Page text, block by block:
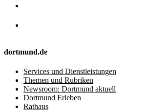
dortmund.de
Services und Dienstleistungen
Themen und Rubriken
Newsroom: Dortmund aktuell
Dortmund Erleben
Rathaus